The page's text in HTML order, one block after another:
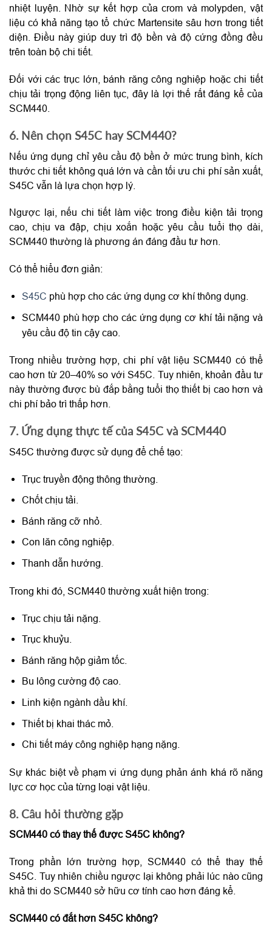
nhiệt luyện. Nhờ sự kết hợp của crom và molypden, vật
liệu có khả năng tạo tổ chức Martensite sâu hơn trong tiết
diện. Điều này giúp duy trì độ bền và độ cứng đồng đều
trên toàn bộ chi tiết.
Đối với các trục lớn, bánh răng công nghiệp hoặc chi tiết
chịu tải trọng động liên tục, đây là lợi thế rất đáng kể của
SCM440.
6. Nên chọn S45C hay SCM440?
Nếu ứng dụng chỉ yêu cầu độ bền ở mức trung bình, kích
thước chi tiết không quá lớn và cần tối ưu chi phí sản xuất,
S45C vẫn là lựa chọn hợp lý.
Ngược lại, nếu chi tiết làm việc trong điều kiện tải trọng
cao, chịu va đập, chịu xoắn hoặc yêu cầu tuổi thọ dài,
SCM440 thường là phương án đáng đầu tư hơn.
Có thể hiểu đơn giản:
S45C phù hợp cho các ứng dụng cơ khí thông dụng.
SCM440 phù hợp cho các ứng dụng cơ khí tải nặng và
yêu cầu độ tin cậy cao.
Trong nhiều trường hợp, chi phí vật liệu SCM440 có thể
cao hơn từ 20–40% so với S45C. Tuy nhiên, khoản đầu tư
này thường được bù đắp bằng tuổi thọ thiết bị cao hơn và
chi phí bảo trì thấp hơn.
7. Ứng dụng thực tế của S45C và SCM440
S45C thường được sử dụng để chế tạo:
Trục truyền động thông thường.
Chốt chịu tải.
Bánh răng cỡ nhỏ.
Con lăn công nghiệp.
Thanh dẫn hướng.
Trong khi đó, SCM440 thường xuất hiện trong:
Trục chịu tải nặng.
Trục khuỷu.
Bánh răng hộp giảm tốc.
Bu lông cường độ cao.
Linh kiện ngành dầu khí.
Thiết bị khai thác mỏ.
Chi tiết máy công nghiệp hạng nặng.
Sự khác biệt về phạm vi ứng dụng phản ánh khá rõ năng
lực cơ học của từng loại vật liệu.
8. Câu hỏi thường gặp
SCM440 có thay thế được S45C không?
Trong phần lớn trường hợp, SCM440 có thể thay thế
S45C. Tuy nhiên chiều ngược lại không phải lúc nào cũng
khả thi do SCM440 sở hữu cơ tính cao hơn đáng kể.
SCM440 có đắt hơn S45C không?